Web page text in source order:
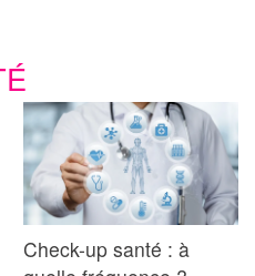
Check-up santé : à